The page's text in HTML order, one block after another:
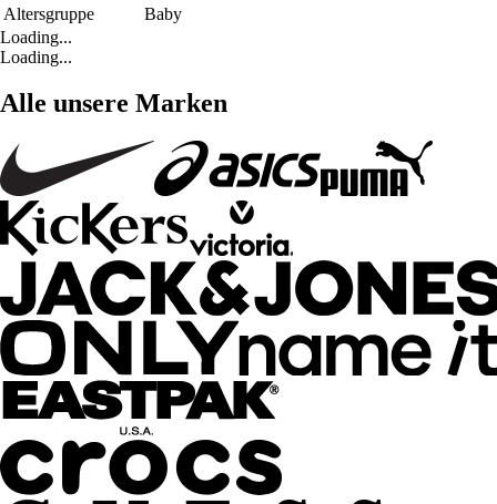
Altersgruppe
Baby
Loading...
Loading...
Alle unsere Marken